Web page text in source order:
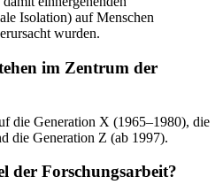
Isolation) auf Menschen
wurden.
im Zentrum der
die Generation X (1965–1980), die
die Generation Z (ab 1997).
der Forschungsarbeit?